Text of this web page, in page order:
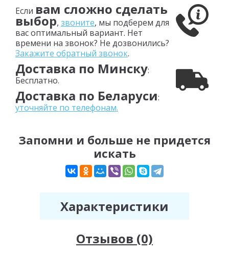
Если вам сложно сделать
выбор, звоните, мы подберем для
вас оптимальный вариант. Нет
времени на звонок? Не дозвонились?
Закажите обратный звонок.
Доставка по Минску:
Бесплатно.
Доставка по Беларуси:
уточняйте по телефонам.
Запомни и больше не придется
искать
Характеристики
Отзывов (0)